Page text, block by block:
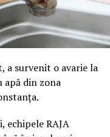
a survenit o avarie la
apă din zona
echipele RAJA